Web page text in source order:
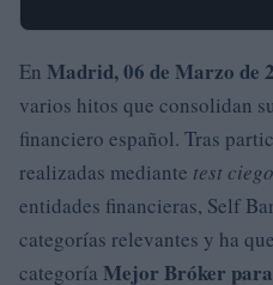
En Madrid, 06 de Marzo de
varios hitos que consolidan
financiero español. Tras
realizadas mediante test ciego
entidades financieras, Self
categorías relevantes y ha
categoría Mejor Bróker